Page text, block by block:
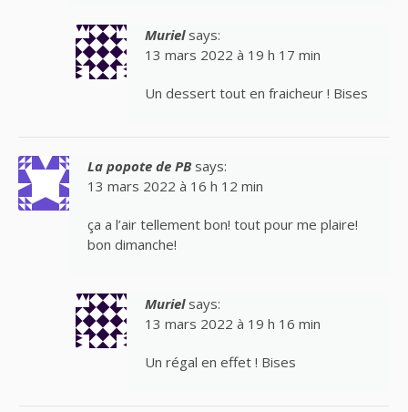
Muriel says:
13 mars 2022 à 19 h 17 min
Un dessert tout en fraicheur ! Bises
La popote de PB says:
13 mars 2022 à 16 h 12 min
ça a l’air tellement bon! tout pour me plaire!
bon dimanche!
Muriel says:
13 mars 2022 à 19 h 16 min
Un régal en effet ! Bises